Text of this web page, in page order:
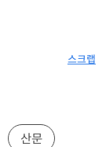
스크랩
산문